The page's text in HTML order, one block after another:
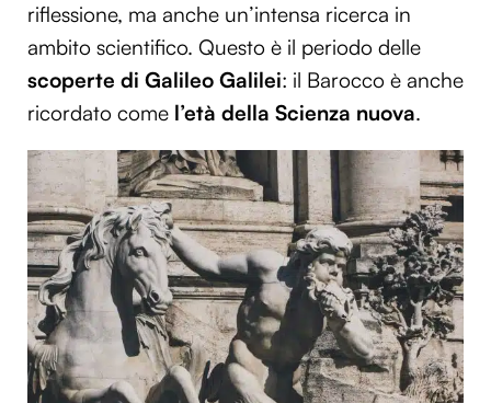
riflessione, ma anche un’intensa ricerca in
ambito scientifico. Questo è il periodo delle
scoperte di Galileo Galilei: il Barocco è anche
ricordato come l’età della Scienza nuova.